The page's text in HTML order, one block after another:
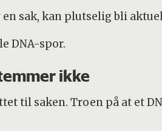
sak, kan plutselig bli
DNA-spor.
ikke
til saken. Troen på at et